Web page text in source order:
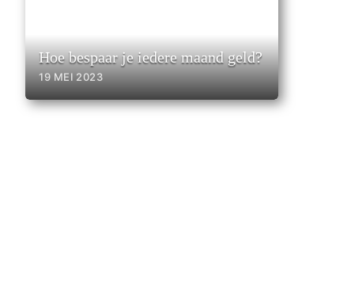
Hoe bespaar je iedere maand geld?
19 MEI 2023